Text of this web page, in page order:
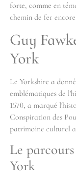
forte, comme en
chemin de fer
Guy
York
Le Yorkshire a
emblématiques de
1570, a marqué
Conspiration des
patrimoine culturel
Le
York